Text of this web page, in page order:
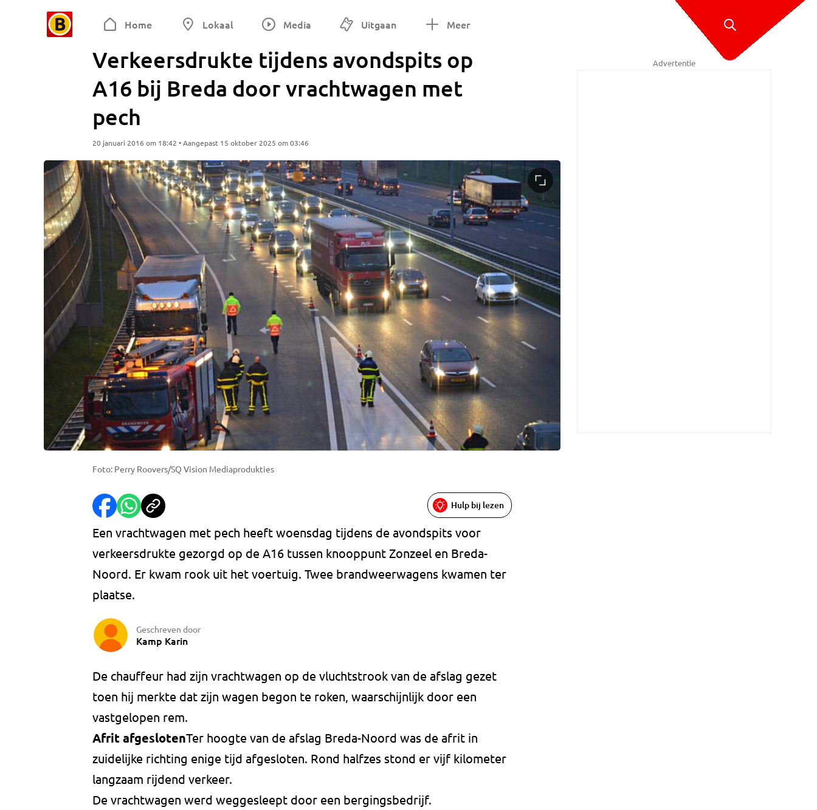
Home Lokaal Media Uitgaan Meer
Verkeersdrukte tijdens avondspits op
A16 bij Breda door vrachtwagen met
pech
20 januari 2016 om 18:42 • Aangepast 15 oktober 2025 om 03:46
Foto: Perry Roovers/SQ Vision Mediaprodukties
Hulp bij lezen
Een vrachtwagen met pech heeft woensdag tijdens de avondspits voor
verkeersdrukte gezorgd op de A16 tussen knooppunt Zonzeel en Breda-
Noord. Er kwam rook uit het voertuig. Twee brandweerwagens kwamen ter
plaatse.
Geschreven door
Kamp Karin
De chauffeur had zijn vrachtwagen op de vluchtstrook van de afslag gezet
toen hij merkte dat zijn wagen begon te roken, waarschijnlijk door een
vastgelopen rem.
Afrit afgeslotenTer hoogte van de afslag Breda-Noord was de afrit in
zuidelijke richting enige tijd afgesloten. Rond halfzes stond er vijf kilometer
langzaam rijdend verkeer.
De vrachtwagen werd weggesleept door een bergingsbedrijf.
Advertentie